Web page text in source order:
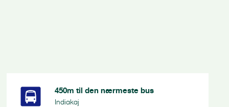
450m til den nærmeste bus
Indiakaj